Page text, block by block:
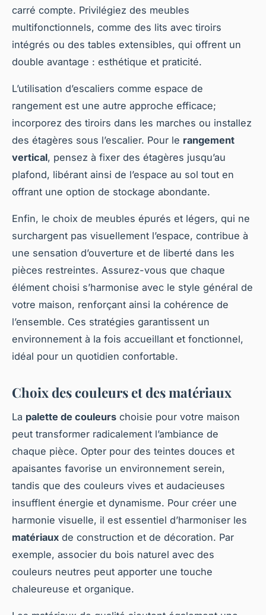
carré compte. Privilégiez des meubles
multifonctionnels, comme des lits avec tiroirs
intégrés ou des tables extensibles, qui offrent un
double avantage : esthétique et praticité.
L’utilisation d’escaliers comme espace de
rangement est une autre approche efficace;
incorporez des tiroirs dans les marches ou installez
des étagères sous l’escalier. Pour le rangement
vertical, pensez à fixer des étagères jusqu’au
plafond, libérant ainsi de l’espace au sol tout en
offrant une option de stockage abondante.
Enfin, le choix de meubles épurés et légers, qui ne
surchargent pas visuellement l’espace, contribue à
une sensation d’ouverture et de liberté dans les
pièces restreintes. Assurez-vous que chaque
élément choisi s’harmonise avec le style général de
votre maison, renforçant ainsi la cohérence de
l’ensemble. Ces stratégies garantissent un
environnement à la fois accueillant et fonctionnel,
idéal pour un quotidien confortable.
Choix des couleurs et des matériaux
La palette de couleurs choisie pour votre maison
peut transformer radicalement l’ambiance de
chaque pièce. Opter pour des teintes douces et
apaisantes favorise un environnement serein,
tandis que des couleurs vives et audacieuses
insufflent énergie et dynamisme. Pour créer une
harmonie visuelle, il est essentiel d’harmoniser les
matériaux de construction et de décoration. Par
exemple, associer du bois naturel avec des
couleurs neutres peut apporter une touche
chaleureuse et organique.